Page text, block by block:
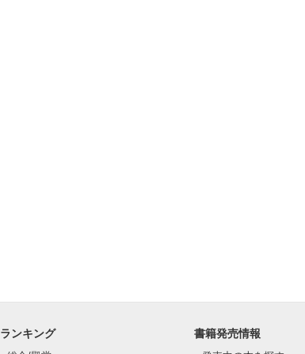
ランキング 書籍発売情報